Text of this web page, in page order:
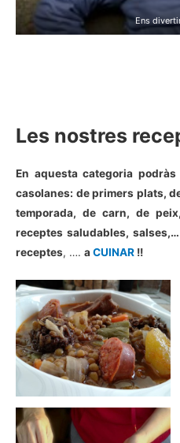
Ens
Les nostres
En aquesta categoria
casolanes: de primers plats,
temporada, de carn, de
receptes saludables,
receptes, …. aCUINAR !!